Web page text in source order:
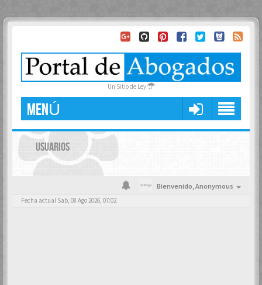
Un Sitio de Ley
MENÚ
USUARIOS
Bienvenido,Anonymous
Fecha actual Sab, 08 Ago 2026, 07:02